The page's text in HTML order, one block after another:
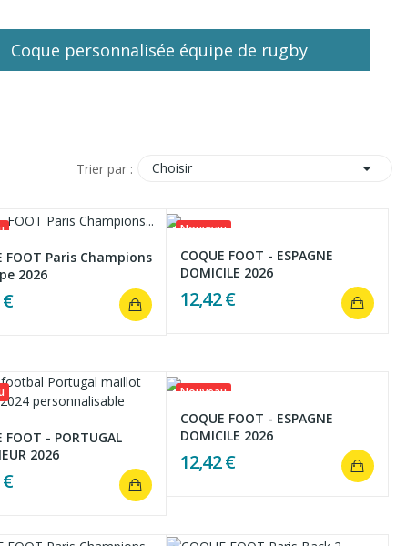
Coque personnalisée équipe de rugby
Trier par : Choisir 
FOOT Paris Champions
2026
Nouveau
COQUE FOOT - ESPAGNE
DOMICILE 2026
12,42 €
FOOT - PORTUGAL
2026
Nouveau
COQUE FOOT - ESPAGNE
DOMICILE 2026
12,42 €